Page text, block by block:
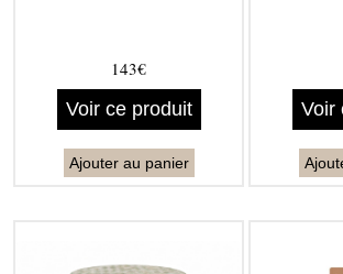
143€
Voir ce produit
Ajouter au panier
Voir